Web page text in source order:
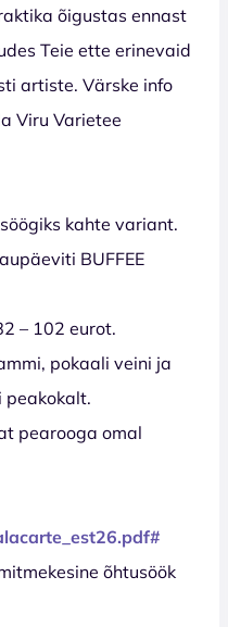
õigustas ennast
Teie ette erinevaid
artiste. Värske info
Viru Varietee
kahte variant.
BUFFEE
– 102 eurot.
pokaali veini ja
peakokalt.
pearooga omal
6.pdf#
õhtusöök